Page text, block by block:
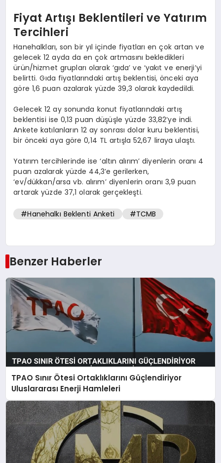
Fiyat Artışı Beklentileri ve Yatırım
Tercihleri
Hanehalkları, son bir yıl içinde fiyatları en çok artan ve
gelecek 12 ayda da en çok artmasını bekledikleri
ürün/hizmet grupları olarak ‘gıda’ ve ‘yakıt ve enerji’yi
belirtti. Gıda fiyatlarındaki artış beklentisi, önceki aya
göre 1,6 puan azalarak yüzde 39,3 olarak kaydedildi.
Gelecek 12 ay sonunda konut fiyatlarındaki artış
beklentisi ise 0,13 puan düşüşle yüzde 33,82’ye indi.
Ankete katılanların 12 ay sonrası dolar kuru beklentisi,
bir önceki aya göre 0,14 TL artışla 52,67 liraya ulaştı.
Yatırım tercihlerinde ise ‘altın alırım’ diyenlerin oranı 4
puan azalarak yüzde 44,3’e gerilerken,
‘ev/dükkan/arsa vb. alırım’ diyenlerin oranı 3,9 puan
artarak yüzde 37,1 olarak gerçekleşti.
#Hanehalkı Beklenti Anketi #TCMB
Benzer Haberler
TPAO Sınır Ötesi Ortaklıklarını Güçlendiriyor
Uluslararası Enerji Hamleleri